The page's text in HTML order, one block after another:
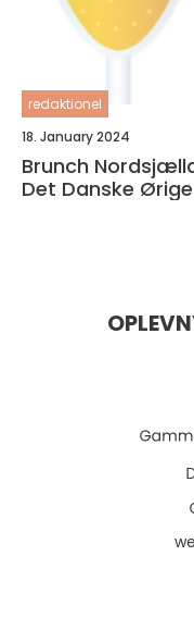
redaktionel
18. January 2024
Brunch
Det Danske Ørige